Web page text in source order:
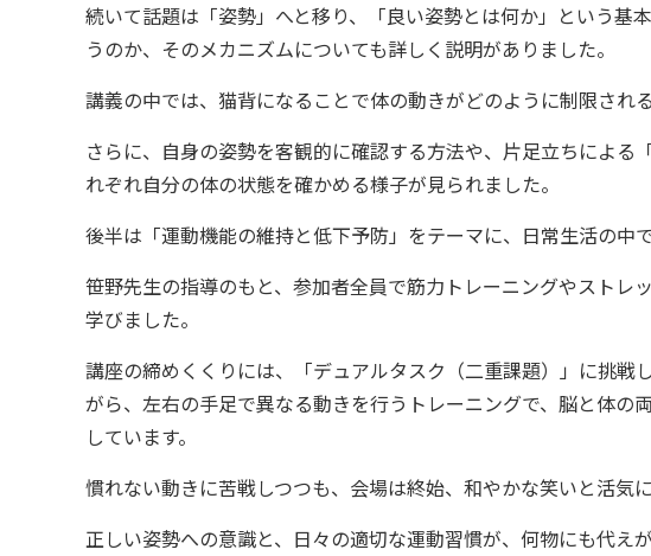
続いて話題は「姿勢」へと移り、「良い姿勢とは何か」という基
うのか、そのメカニズムについても詳しく説明がありました。
講義の中では、猫背になることで体の動きがどのように制限され
さらに、自身の姿勢を客観的に確認する方法や、片足立ちによ
れぞれ自分の体の状態を確かめる様子が見られました。
後半は「運動機能の維持と低下予防」をテーマに、日常生活の中
笹野先生の指導のもと、参加者全員で筋力トレーニングやスト
学びました。
講座の締めくくりには、「デュアルタスク（二重課題）」に挑
がら、左右の手足で異なる動きを行うトレーニングで、脳と体の
しています。
慣れない動きに苦戦しつつも、会場は終始、和やかな笑いと活気
正しい姿勢への意識と、日々の適切な運動習慣が、何物にも代